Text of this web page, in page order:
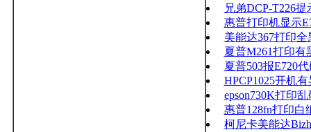
兄弟DCP-T226
惠普打印机显示
美能达367打印全
夏普M261打印有
夏普503报E720
HPCP1025开机
epson730K打印
惠普128fn打印白
柯尼卡美能达